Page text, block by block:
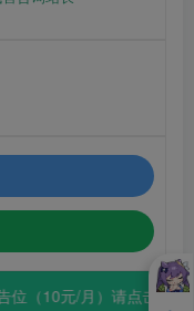
10元/月）请点击立即登录